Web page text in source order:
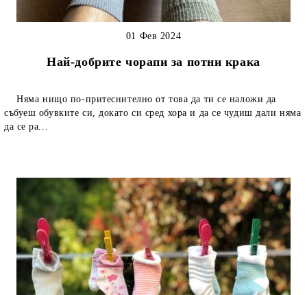
Най-добрите чорапи за потни крака
01 Фев 2024
Няма нищо по-притеснително от това да ти се наложи да
събуеш обувките си, докато си сред хора и да се чудиш дали няма
да се ра...